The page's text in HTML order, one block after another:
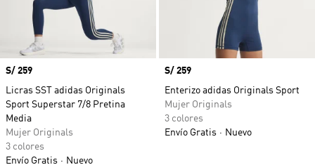
Precio
S/ 259
Licras SST adidas Originals
Sport Superstar 7/8 Pretina
Media
Mujer Originals
3 colores
Envío Gratis
Nuevo
Precio
S/ 259
Enterizo adidas Originals Sport
Mujer Originals
3 colores
Envío Gratis
Nuevo